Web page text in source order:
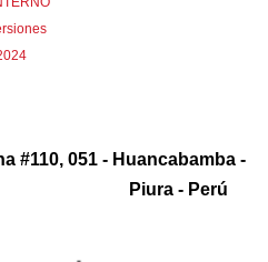
#110, 051 - Huancabamba -
Piura - Perú